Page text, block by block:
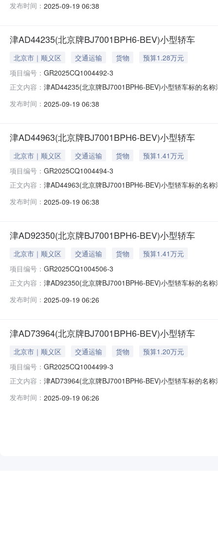
庆联合产权交易所公开披露资产转让信息和组织交易活动
发布时间： 2025-09-19 06:38
津AD44235(北京牌BJ7001BPH6-BEV)小型轿车
北京市｜顺义区 交通运输 货物
预算1.28万元
项目编号： GR2025CQ1004492-3
正文内容： 津AD44235(北京牌BJ7001BPH6-BEV)小型轿车标的名
庆联合产权交易所公开披露资产转让信息和组织交易活动
发布时间： 2025-09-19 06:38
津AD44963(北京牌BJ7001BPH6-BEV)小型轿车
北京市｜顺义区 交通运输 货物
预算1.41万元
项目编号： GR2025CQ1004494-3
正文内容： 津AD44963(北京牌BJ7001BPH6-BEV)小型轿车标的名
庆联合产权交易所公开披露资产转让信息和组织交易活动
发布时间： 2025-09-19 06:38
津AD92350(北京牌BJ7001BPH6-BEV)小型轿车
北京市｜顺义区 交通运输 货物
预算1.41万元
项目编号： GR2025CQ1004506-3
正文内容： 津AD92350(北京牌BJ7001BPH6-BEV)小型轿车标的名
庆联合产权交易所公开披露资产转让信息和组织交易活动
发布时间： 2025-09-19 06:26
津AD73964(北京牌BJ7001BPH6-BEV)小型轿车
北京市｜顺义区 交通运输 货物
预算1.20万元
项目编号： GR2025CQ1004499-3
正文内容： 津AD73964(北京牌BJ7001BPH6-BEV)小型轿车标的名
庆联合产权交易所公开披露资产转让信息和组织交易活动
发布时间： 2025-09-19 06:26